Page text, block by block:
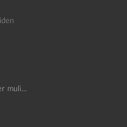
Jeg havde også i overvejelse om der muligvis kunne være…